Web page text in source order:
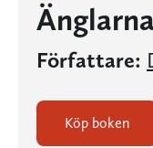
Författare:
Köp boken